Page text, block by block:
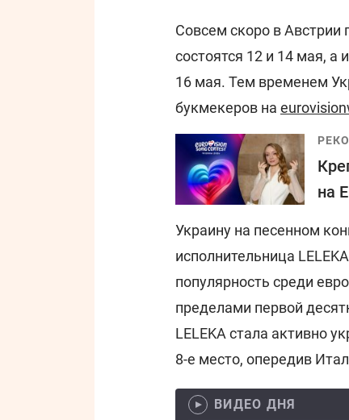
Совсем скоро в Австрии
состоятся 12 и 14 мая,
16 мая. Тем временем
букмекеров на
на
Украину на песенном
исполнительница
популярность среди
пределами первой
LELEKA стала активно
8-е место, опередив
ВИДЕО ДНЯ